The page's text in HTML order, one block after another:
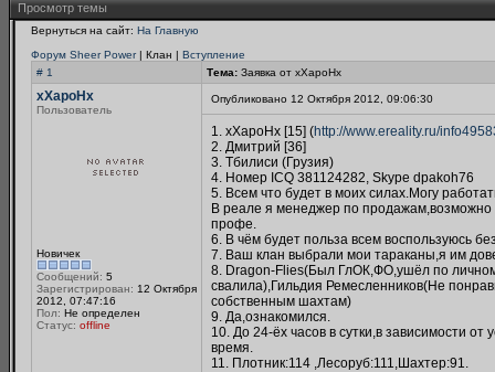
Просмотр темы
Вернуться на сайт: На Главную
Форум Sheer Power| Клан | Вступление
# 1
Тема: Заявка от xXapoHx
xXapoHx
Пользователь
Новичек
Сообщений: 5
Зарегистрирован: 12 Октября
2012, 07:47:16
Пол: Не определен
Статус: offline
Опубликовано 12 Октября 2012, 09:06:30
1. xXapoHx [15] (http://www.ereality.ru/
2. Дмитрий [36]
3. Тбилиси (Грузия)
4. Номер ICQ 381124282, Skype dpakoh76
5. Всем что будет в моих силах.Могу
В реале я менеджер по продажам,возможно
профе.
6. В чём будет польза всем воспользуюсь
7. Ваш клан выбрали мои тараканы,я им
8. Dragon-Flies(Был ГлОК,ФО,ушёл по
свалила),Гильдия Ремесленников(Не
собственным шахтам)
9. Да,ознакомился.
10. До 24-ёх часов в сутки,в зависимости
время.
11. Плотник:114 ,Лесоруб:111,Шахтер:91.